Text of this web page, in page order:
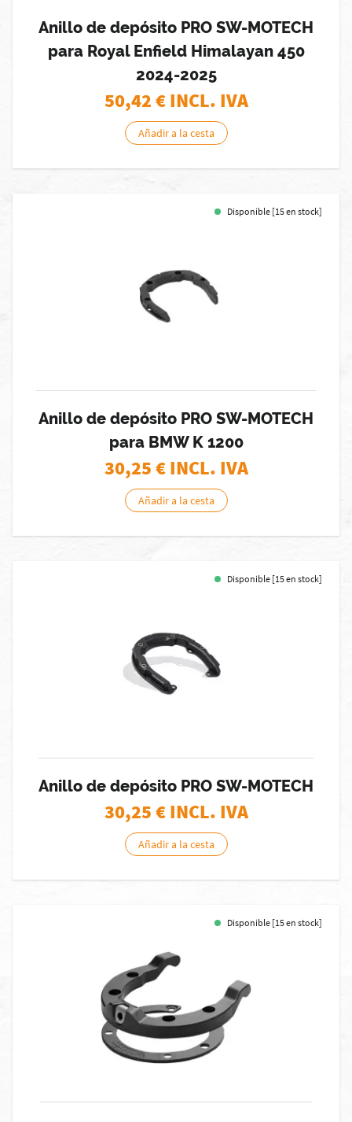
Anillo de depósito PRO SW-MOTECH
para Royal Enfield Himalayan 450
2024-2025
50,42€ INCL. IVA
Añadir a la cesta
Disponible [15 en stock]
Anillo de depósito PRO SW-MOTECH
para BMW K 1200
30,25€ INCL. IVA
Añadir a la cesta
Disponible [15 en stock]
Anillo de depósito PRO SW-MOTECH
30,25€ INCL. IVA
Añadir a la cesta
Disponible [15 en stock]